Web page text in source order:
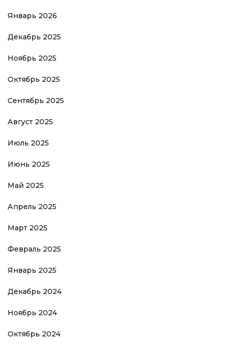
Январь 2026
Декабрь 2025
Ноябрь 2025
Октябрь 2025
Сентябрь 2025
Август 2025
Июль 2025
Июнь 2025
Май 2025
Апрель 2025
Март 2025
Февраль 2025
Январь 2025
Декабрь 2024
Ноябрь 2024
Октябрь 2024